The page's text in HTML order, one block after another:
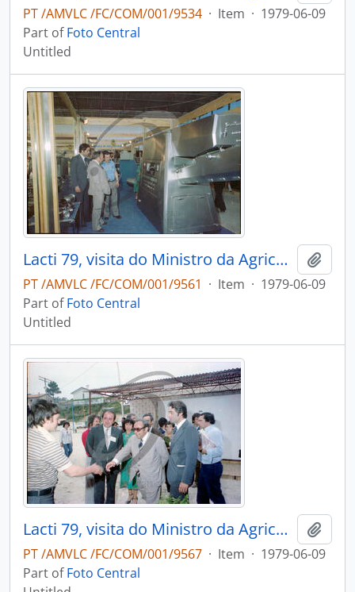
PT /AMVLC /FC/COM/001/9534 · Item · 1979-06-09
Part ofFoto Central
Untitled
Lacti 79, visita do Ministro da Agricultura e Pescas e do Governador Civil de Aveiro
PT /AMVLC /FC/COM/001/9561 · Item · 1979-06-09
Part ofFoto Central
Untitled
Lacti 79, visita do Ministro da Agricultura e Pescas e do Governador Civil de Aveiro
PT /AMVLC /FC/COM/001/9567 · Item · 1979-06-09
Part ofFoto Central